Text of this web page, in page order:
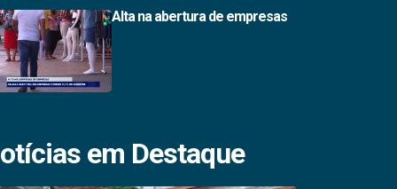
Alta na abertura de empresas
em Destaque